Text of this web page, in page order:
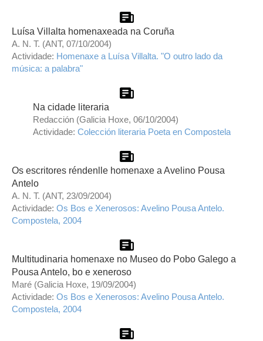
Luísa Villalta homenaxeada na Coruña
A. N. T. (ANT, 07/10/2004)
Actividade: Homenaxe a Luísa Villalta. "O outro lado da
música: a palabra"
Na cidade literaria
Redacción (Galicia Hoxe, 06/10/2004)
Actividade: Colección literaria Poeta en Compostela
Os escritores réndenlle homenaxe a Avelino Pousa
Antelo
A. N. T. (ANT, 23/09/2004)
Actividade: Os Bos e Xenerosos: Avelino Pousa Antelo.
Compostela, 2004
Multitudinaria homenaxe no Museo do Pobo Galego a
Pousa Antelo, bo e xeneroso
Maré (Galicia Hoxe, 19/09/2004)
Actividade: Os Bos e Xenerosos: Avelino Pousa Antelo.
Compostela, 2004